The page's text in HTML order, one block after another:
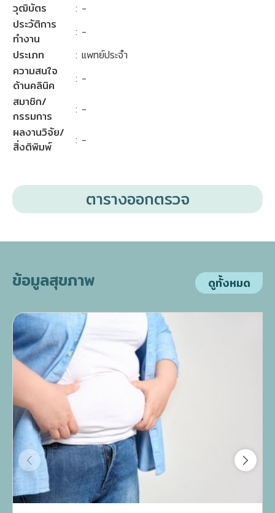
วุฒิบัตร
: -
ประวัติการ
ทำงาน
: -
ประเภท
: แพทย์ประจำ
ความสนใจ
ด้านคลินิค
: -
สมาชิก/
กรรมการ
: -
ผลงานวิจัย/
สิ่งติพิมพ์
: -
ตารางออกตรวจ
ข้อมูลสุขภาพ ดูทั้งหมด